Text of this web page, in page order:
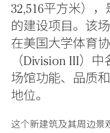
32,516平方米）
的建设项目。该
在美国大学体育
（Division III）
场馆功能、品质
地位。
这个新建筑及其周边景